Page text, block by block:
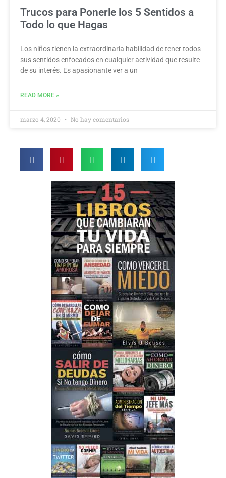
Trucos para Ponerle los 5 Sentidos a
Todo lo que Hagas
Los niños tienen la extraordinaria habilidad de tener todos
sus sentidos enfocados en cualquier actividad que resulte
de su interés. Es apasionante ver a un
READ MORE »
marzo 4, 2020 No hay comentarios